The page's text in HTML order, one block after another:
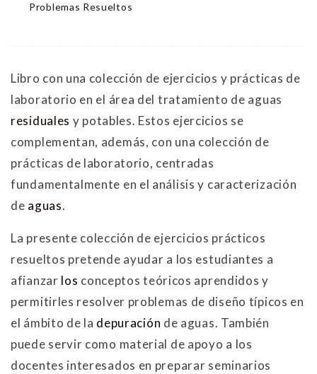
Problemas Resueltos
Libro con una colección de ejercicios y prácticas de
laboratorio en el área del tratamiento de aguas
residuales y potables. Estos ejercicios se
complementan, además, con una colección de
prácticas de laboratorio, centradas
fundamentalmente en el análisis y caracterización
de aguas.
La presente colección de ejercicios prácticos
resueltos pretende ayudar a los estudiantes a
afianzar los conceptos teóricos aprendidos y
permitirles resolver problemas de diseño típicos en
el ámbito de la depuración de aguas. También
puede servir como material de apoyo a los
docentes interesados en preparar seminarios